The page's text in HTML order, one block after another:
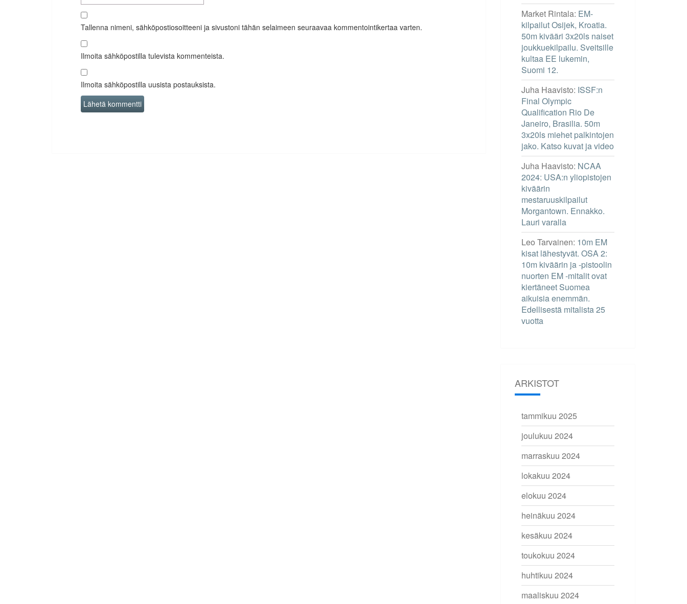
Tallenna nimeni, sähköpostiosoitteeni ja sivustoni tähän selaimeen seuraavaa kommentointikertaa varten.
Ilmoita sähköpostilla tulevista kommenteista.
Ilmoita sähköpostilla uusista postauksista.
Market Rintala: EM-
kilpailut Osijek, Kroatia.
50m kivääri 3x20ls naiset
joukkuekilpailu. Sveitsille
kultaa EE lukemin,
Suomi 12.
Juha Haavisto: ISSF:n
Final Olympic
Qualification Rio De
Janeiro, Brasilia. 50m
3x20ls miehet palkintojen
jako. Katso kuvat ja video
Juha Haavisto: NCAA
2024: USA:n yliopistojen
kiväärin
mestaruuskilpailut
Morgantown. Ennakko.
Lauri varalla
Leo Tarvainen: 10m EM
kisat lähestyvät. OSA 2:
10m kiväärin ja -pistoolin
nuorten EM -mitalit ovat
kiertäneet Suomea
aikuisia enemmän.
Edellisestä mitalista 25
vuotta
ARKISTOT
tammikuu 2025
joulukuu 2024
marraskuu 2024
lokakuu 2024
elokuu 2024
heinäkuu 2024
kesäkuu 2024
toukokuu 2024
huhtikuu 2024
maaliskuu 2024